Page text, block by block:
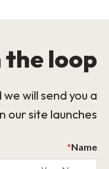
loop!
will send you a
our site launches.
Name
*